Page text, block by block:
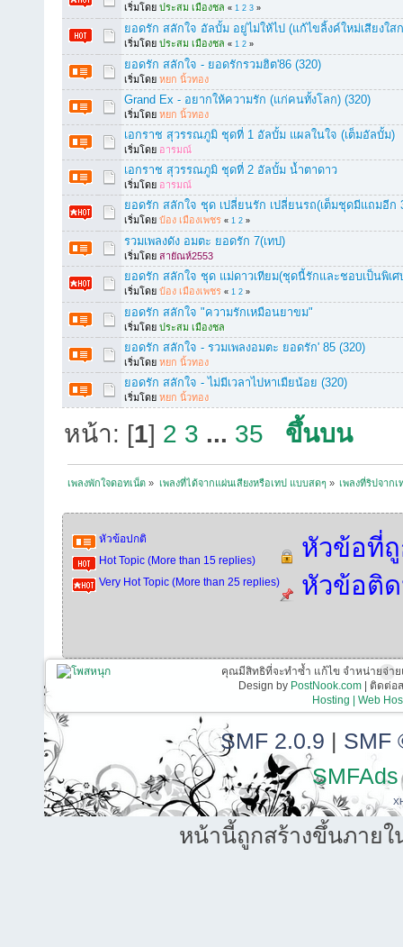
เริ่มโดย ประสม เมืองชล « 1 2 3 »
ยอดรัก สลักใจ อัลบั้ม อยู่ไม่ให้ไป (แก้ไขลิ้งค์ใหม่เสียงใส
เริ่มโดย ประสม เมืองชล « 1 2 »
ยอดรัก สลักใจ - ยอดรักรวมฮิต'86 (320)
เริ่มโดย หยก นิ้วทอง
Grand Ex - อยากให้ความรัก (แก่คนทั้งโลก) (320)
เริ่มโดย หยก นิ้วทอง
เอกราช สุวรรณภูมิ ชุดที่ 1 อัลบั้ม แผลในใจ (เต็มอัลบั้ม)
เริ่มโดย อารมณ์
เอกราช สุวรรณภูมิ ชุดที่ 2 อัลบั้ม น้ำตาดาว
เริ่มโดย อารมณ์
ยอดรัก สลักใจ ชุด เปลี่ยนรัก เปลี่ยนรถ(เต็มชุดมีแถมอีก
เริ่มโดย ป๋อง เมืองเพชร « 1 2 »
รวมเพลงดัง อมตะ ยอดรัก 7(เทป)
เริ่มโดย สายัณห์2553
ยอดรัก สลักใจ ชุด แม่ดาวเทียม(ชุดนี้รักและชอบเป็นพิเศ
เริ่มโดย ป๋อง เมืองเพชร « 1 2 »
ยอดรัก สลักใจ "ความรักเหมือนยาขม"
เริ่มโดย ประสม เมืองชล
ยอดรัก สลักใจ - รวมเพลงอมตะ ยอดรัก' 85 (320)
เริ่มโดย หยก นิ้วทอง
ยอดรัก สลักใจ - ไม่มีเวลาไปหาเมืยน้อย (320)
เริ่มโดย หยก นิ้วทอง
หน้า: [1] 2 3 ... 35 ขึ้นบน
เพลงพักใจดอทเน็ต » เพลงที่ได้จากแผ่นเสียงหรือเทป แบบสดๆ » เพลงที่ริปจาก
หัวข้อปกติ
Hot Topic (More than 15 replies)
Very Hot Topic (More than 25 replies)
หัวข้อที่
หัวข้อติ
คุณมีสิทธิที่จะทำซ้ำ แก้ไข จำหน่ายจ่า
Design by PostNook.com| ติดต่อส
Hosting | Web
SMF 2.0.9 | SMF
SMFAds
หน้านี้ถูกสร้างขึ้นภายใ